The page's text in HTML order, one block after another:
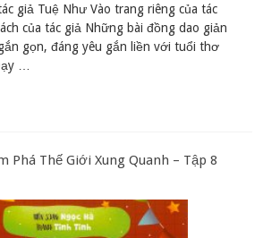
giả Tuệ Như Vào trang riêng của tác
của tác giả Những bài đồng dao giản
gọn, đáng yêu gắn liền với tuổi thơ
…
Phá Thế Giới Xung Quanh – Tập 8